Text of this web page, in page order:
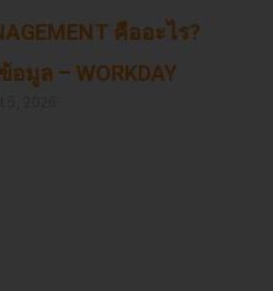
คืออะไร?
มูล – WORKDAY